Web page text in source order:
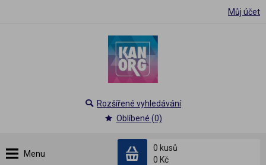
Můj účet
Menu
0 kusů
0 Kč
Rozšířené vyhledávání
Oblíbené (0)